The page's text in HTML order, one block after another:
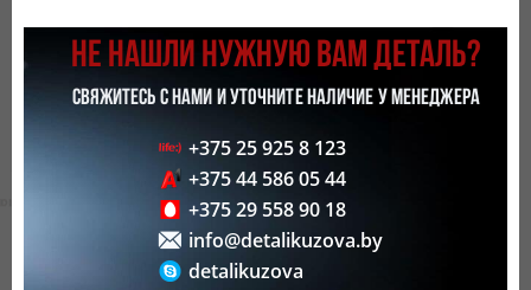
НЕ НАШЛИ НУЖНУЮ ВАМ ДЕТАЛЬ?
СВЯЖИТЕСЬ С НАМИ И УТОЧНИТЕ НАЛИЧИЕ У МЕНЕДЖЕРА
+375 25 925 8 123
+375 44 586 05 44
+375 29 558 90 18
info@detalikuzova.by
detalikuzova